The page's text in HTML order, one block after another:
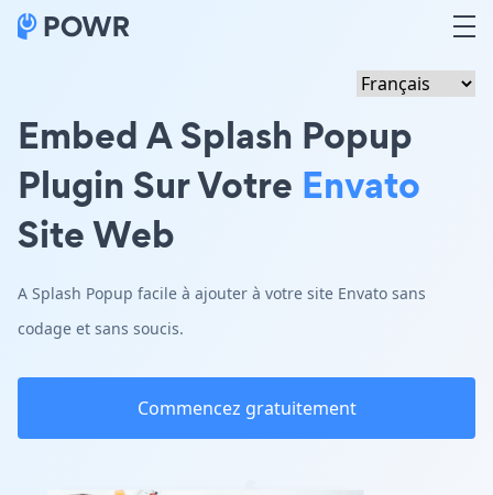
Embed A Splash Popup
Plugin Sur Votre Envato
Site Web
A Splash Popup facile à ajouter à votre site Envato sans
codage et sans soucis.
Commencez gratuitement